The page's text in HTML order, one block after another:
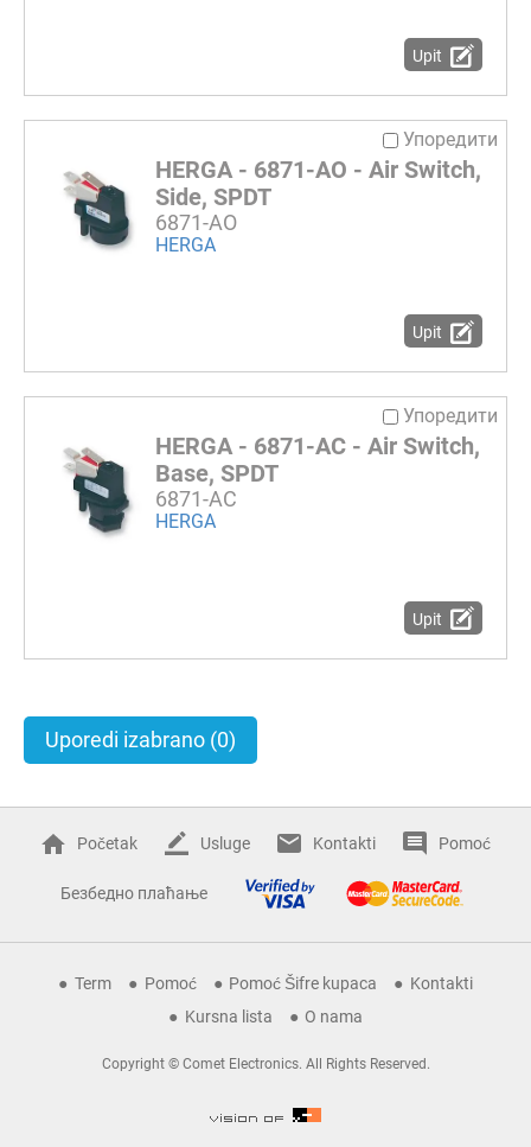
Upit
Упоредити
HERGA - 6871-AO - Air Switch,
Side, SPDT
6871-AO
HERGA
Upit
Упоредити
HERGA - 6871-AC - Air Switch,
Base, SPDT
6871-AC
HERGA
Upit
Uporedi izabrano (0)
Početak Usluge Kontakti Pomoć
Безбедно плаћање
Term Pomoć Pomoć Šifre kupaca
Kontakti
Kursna lista
O nama
Copyright © Comet Electronics. All Rights Reserved.